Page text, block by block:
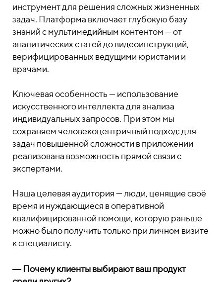
инструмент для решения сложных жизненных
задач. Платформа включает глубокую базу
знаний с мультимедийным контентом — от
аналитических статей до видеоинструкций,
верифицированных ведущими юристами и
врачами.
Ключевая особенность — использование
искусственного интеллекта для анализа
индивидуальных запросов. При этом мы
сохраняем человекоцентричный подход: для
задач повышенной сложности в приложении
реализована возможность прямой связи с
экспертами.
Наша целевая аудитория — люди, ценящие своё
время и нуждающиеся в оперативной
квалифицированной помощи, которую раньше
можно было получить только при личном визите
к специалисту.
― Почему клиенты выбирают ваш продукт